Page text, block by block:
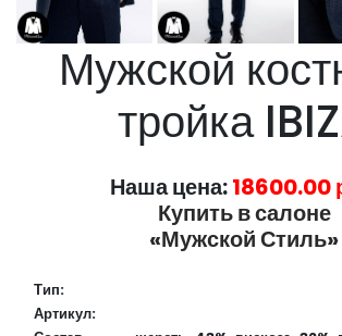
Мужской
тройка
Наша цена:18600.00
Купить в салоне
«Мужской Стиль»
Тип:
Артикул: